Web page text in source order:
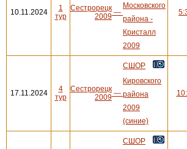
10.11.2024
1
тур
Сестрорецк
2009 —
Московского
района -
Кристалл
2009
17.11.2024
4
тур
Сестрорецк
2009 —
СШОР
Кировского
района
2009
(синие)
СШОР